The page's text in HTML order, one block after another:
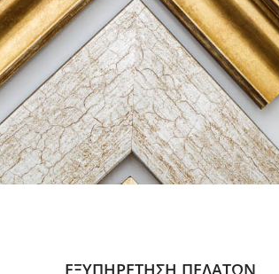
ΕΞΥΠΗΡΕΤΗΣΗ ΠΕΛΑΤΩΝ